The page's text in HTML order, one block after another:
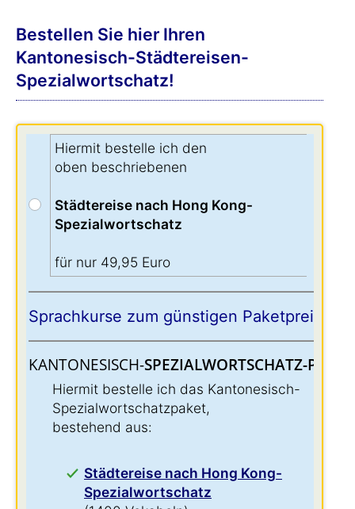
Bestellen Sie hier Ihren
Kantonesisch-Städtereisen-
Spezialwortschatz!
Hiermit bestelle ich den
oben beschriebenen
Städtereise nach Hong Kong-
Spezialwortschatz
für nur 49,95 Euro
Sprachkurse zum günstigen Paketpreis:
KANTONESISCH-SPEZIALWORTSCHATZ-
Hiermit bestelle ich das Kantonesisch-
Spezialwortschatzpaket,
bestehend aus:
Städtereise nach Hong Kong-
Spezialwortschatz